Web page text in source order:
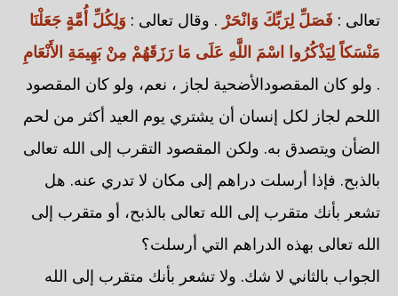
تعالى : فَصَلِّ لِرَبِّكَ وَانْحَرْ . وقال تعالى : وَلِكُلِّ أُمَّةٍ جَعَلْنَا
مَنْسَكاً لِيَذْكُرُوا اسْمَ اللَّهِ عَلَى مَا رَزَقَهُمْ مِنْ بَهِيمَةِ الأَنْعَامِ
. ولو كان المقصودالأضحية لجاز ، نعم، ولو كان المقصود
اللحم لجاز لكل إنسان أن يشتري يوم العيد أكثر من لحم
الضأن ويتصدق به. ولكن المقصود التقرب إلى الله تعالى
بالذبح. فإذا أرسلت دراهم إلى مكان لا تدري عنه. هل
تشعر بأنك متقرب إلى الله تعالى بالذبح، أو متقرب إلى
الله تعالى بهذه الدراهم التي أرسلت؟
الجواب بالثاني لا شك. ولا تشعر بأنك متقرب إلى الله